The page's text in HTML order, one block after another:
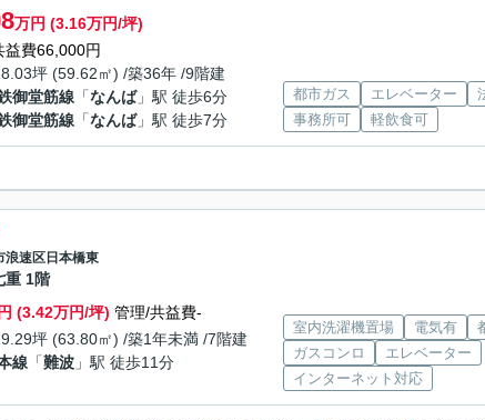
万円 (3.16万円/坪)
益費66,000円
坪 (59.62㎡) /築36年 /9階建
御堂筋線 「なんば」駅 徒歩6分
御堂筋線 「なんば」駅 徒歩7分
都市ガス エレベーター
事務所可
軽飲食可
浪速区 日本橋東
重 1階
(3.42万円/坪) 管理/共益費-
坪 (63.80㎡) /築1年未満 /7階建
線 「難波 」駅 徒歩11分
室内洗濯機置場 電気有
ガスコンロ
エレベーター
インターネット対応